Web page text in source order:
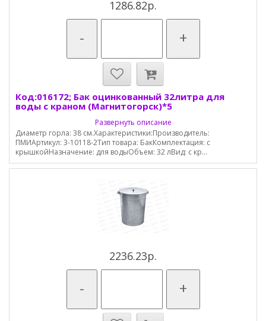
1286.82р.
- +
Код:016172; Бак оцинкованный 32литра для
воды с краном (Магнитогорск)*5
Развернуть описание
Диаметр горла: 38 см.Характеристики:Производитель:
ПМИАртикул: 3-10118-2Тип товара: БакКомплектация: с
крышкойНазначение: для водыОбъем: 32 лВид: с кр...
2236.23р.
- +